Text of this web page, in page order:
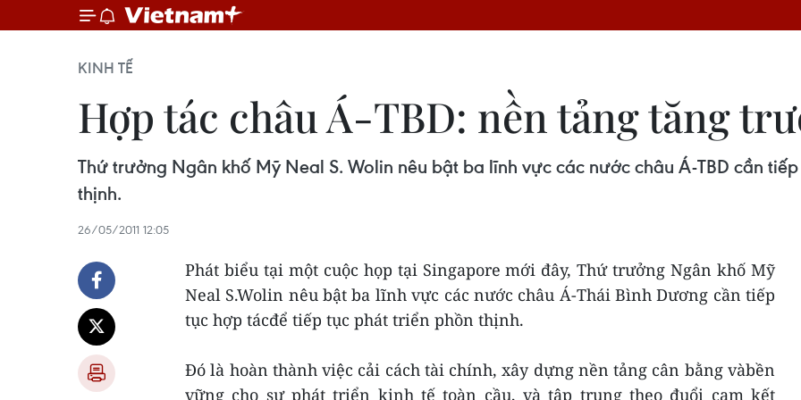
KINH TẾ
Hợp tác châu Á-TBD: nền tảng tăng
Thứ trưởng Ngân khố Mỹ Neal S. Wolin nêu bật ba lĩnh vực các nước châu Á-TBD cần
thịnh.
26/05/2011 12:05
Phát biểu tại một cuộc họp tại Singapore mới đây, Thứ trưởng Ngân khố Mỹ
Neal S.Wolin nêu bật ba lĩnh vực các nước châu Á-Thái Bình Dương cần tiếp
tục hợp tácđể tiếp tục phát triển phồn thịnh.
Đó là hoàn thành việc cải cách tài chính, xây dựng nền tảng cân bằng vàbền
vững cho sự phát triển kinh tế toàn cầu, và tập trung theo đuổi cam kết